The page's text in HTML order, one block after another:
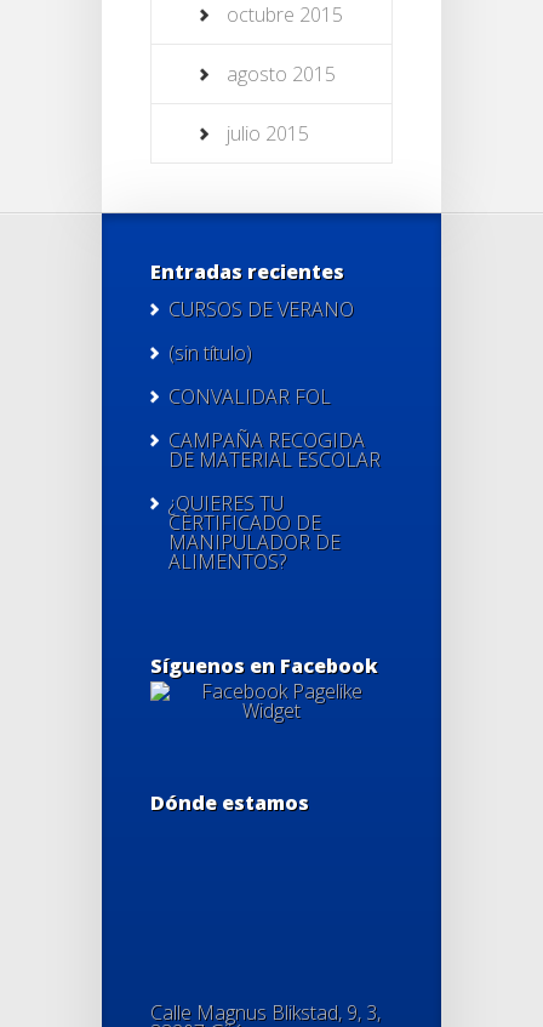
octubre 2015
agosto 2015
julio 2015
Entradas recientes
CURSOS DE VERANO
(sin título)
CONVALIDAR FOL
CAMPAÑA RECOGIDA
DE MATERIAL ESCOLAR
¿QUIERES TU
CERTIFICADO DE
MANIPULADOR DE
ALIMENTOS?
Síguenos en Facebook
Dónde estamos
Calle Magnus Blikstad, 9, 3,